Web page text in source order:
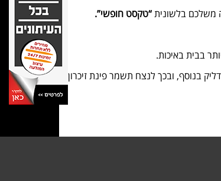
משלכם בלשונית“טקסט חופשי”.
בנוסף, ובכך לנצח תשמר פינת זיכרון